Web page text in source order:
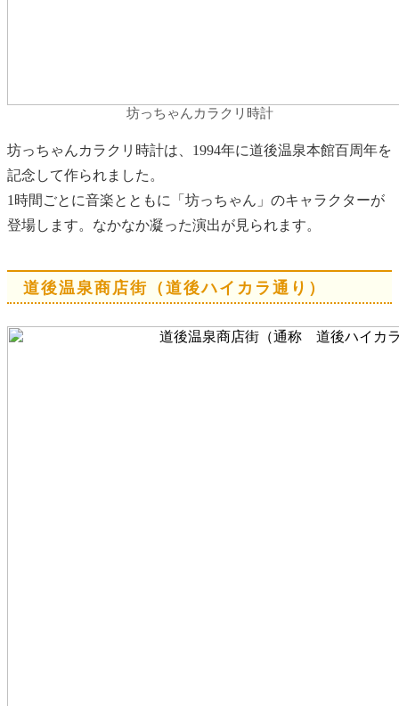
坊っちゃんカラクリ時計
坊っちゃんカラクリ時計は、1994年に道後温泉本館百周年を
記念して作られました。
1時間ごとに音楽とともに「坊っちゃん」のキャラクターが
登場します。なかなか凝った演出が見られます。
道後温泉商店街（道後ハイカラ通り）